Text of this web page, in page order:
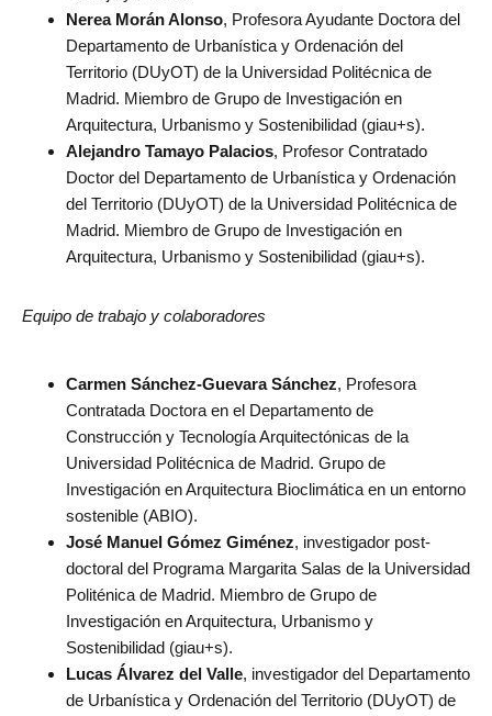
Nerea Morán Alonso, Profesora Ayudante Doctora del
Departamento de Urbanística y Ordenación del
Territorio (DUyOT) de la Universidad Politécnica de
Madrid. Miembro de Grupo de Investigación en
Arquitectura, Urbanismo y Sostenibilidad (giau+s).
Alejandro Tamayo Palacios, Profesor Contratado
Doctor del Departamento de Urbanística y Ordenación
del Territorio (DUyOT) de la Universidad Politécnica de
Madrid. Miembro de Grupo de Investigación en
Arquitectura, Urbanismo y Sostenibilidad (giau+s).
Equipo de trabajo y colaboradores
Carmen Sánchez-Guevara Sánchez, Profesora
Contratada Doctora en el Departamento de
Construcción y Tecnología Arquitectónicas de la
Universidad Politécnica de Madrid. Grupo de
Investigación en Arquitectura Bioclimática en un entorno
sostenible (ABIO).
José Manuel Gómez Giménez, investigador post-
doctoral del Programa Margarita Salas de la Universidad
Politénica de Madrid. Miembro de Grupo de
Investigación en Arquitectura, Urbanismo y
Sostenibilidad (giau+s).
Lucas Álvarez del Valle, investigador del Departamento
de Urbanística y Ordenación del Territorio (DUyOT) de